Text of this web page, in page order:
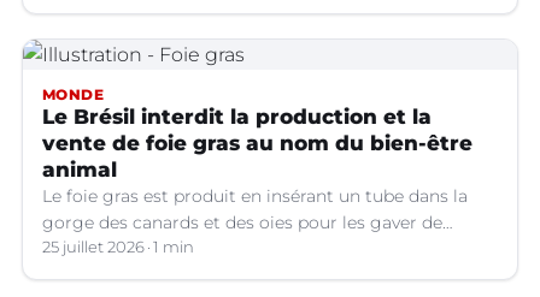
MONDE
Le Brésil interdit la production et la
vente de foie gras au nom du bien-être
animal
Le foie gras est produit en insérant un tube dans la
gorge des canards et des oies pour les gaver de
grandes quantités de nourriture, ce qui provoque une
hypertrophie rapide du foie, organe dont on tire le
25 juillet 2026 1 min